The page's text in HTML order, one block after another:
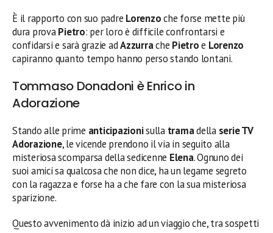
È il rapporto con suo padre Lorenzoche forse mette più
dura provaPietro: per loro è difficile confrontarsi e
confidarsi e sarà grazie adAzzurrache Pietroe Lorenzo
capiranno quanto tempo hanno perso stando lontani.
Tommaso Donadoni è Enrico in
Adorazione
Stando alle prime anticipazionisulla tramadella serie TV
Adorazione, le vicende prendono il via in seguito alla
misteriosa scomparsa della sedicenne Elena. Ognuno dei
suoi amici sa qualcosa che non dice, ha un legame segreto
con la ragazza e forse ha a che fare con la sua misteriosa
sparizione.
Questo avvenimento dà inizio ad un viaggio che, tra sospetti